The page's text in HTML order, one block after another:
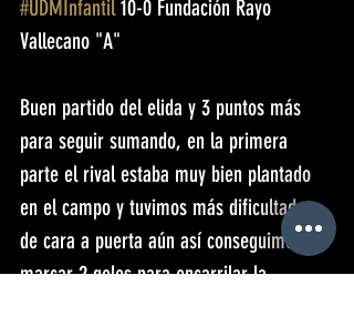
#UDMInfantil 10-0 Fundación Rayo
Vallecano "A"
Buen partido del elida y 3 puntos más
para seguir sumando, en la primera
parte el rival estaba muy bien plantado
en el campo y tuvimos más dificultades
de cara a puerta aún así conseguimos
marcar 2 goles para encarrilar la